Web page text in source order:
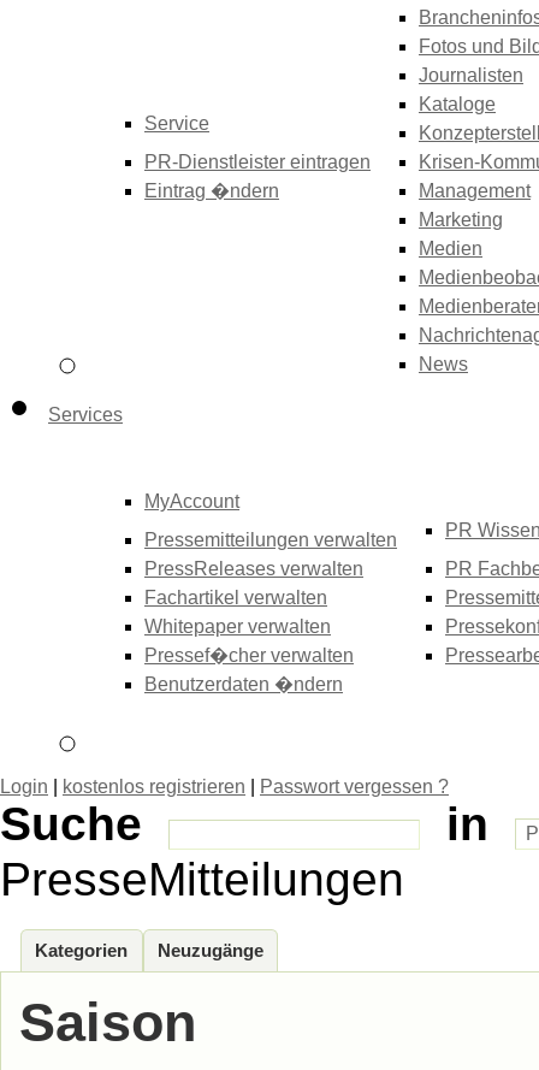
Service
PR-Dienstleister eintragen
Eintrag �ndern
Fotos und
Journalisten
Kataloge
Krisen-
Management
Marketing
Medien
News
Services
MyAccount
Pressemitteilungen verwalten
PressReleases verwalten
Fachartikel verwalten
Whitepaper verwalten
Pressef�cher verwalten
Benutzerdaten �ndern
PR
PR
Login kostenlos registrieren Passwort vergessen ?
Suche
in
PresseMitteilungen
Kategorien Neuzugänge
Saison